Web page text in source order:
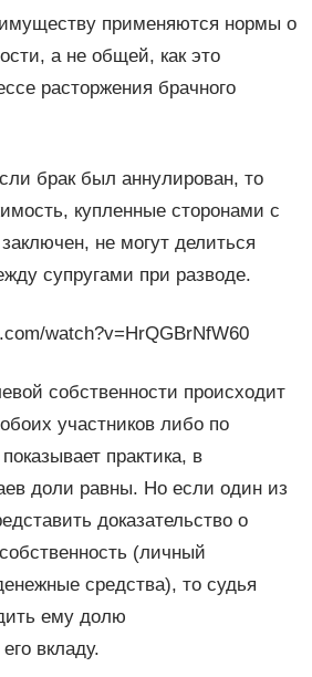
применяются нормы о
а не общей, как это
расторжения брачного
брак был аннулирован, то
купленные сторонами с
не могут делиться
супругами при разводе.
watch?v=HrQGBrNfW60
собственности происходит
участников либо по
практика, в
доли равны. Но если один из
доказательство о
(личный
средства), то судья
ему долю
вкладу.